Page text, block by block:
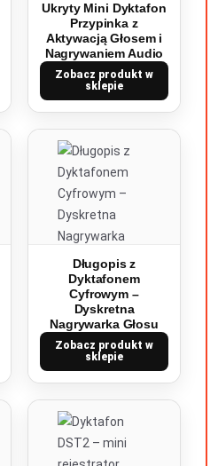
Ukryty Mini Dyktafon
Przypinka z
Aktywacją Głosem i
Nagrywaniem Audio
Zobacz produkt w
sklepie
Długopis z
Dyktafonem
Cyfrowym –
Dyskretna
Nagrywarka Głosu
Zobacz produkt w
sklepie